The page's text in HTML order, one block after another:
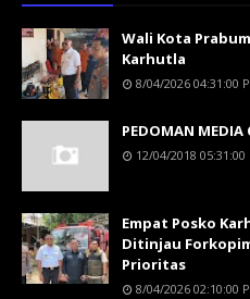
Wali Kota
Karhutla
8/04/2026 04:31:00
PEDOMAN MEDIA
12/04/2018 05:31:00
Empat Posko
Ditinjau
Prioritas
8/04/2026 02:10:00